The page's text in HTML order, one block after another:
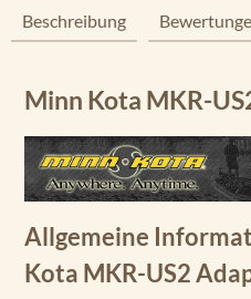
Beschreibung
Minn Kota MKR-
Allgemeine
Kota MKR-US2